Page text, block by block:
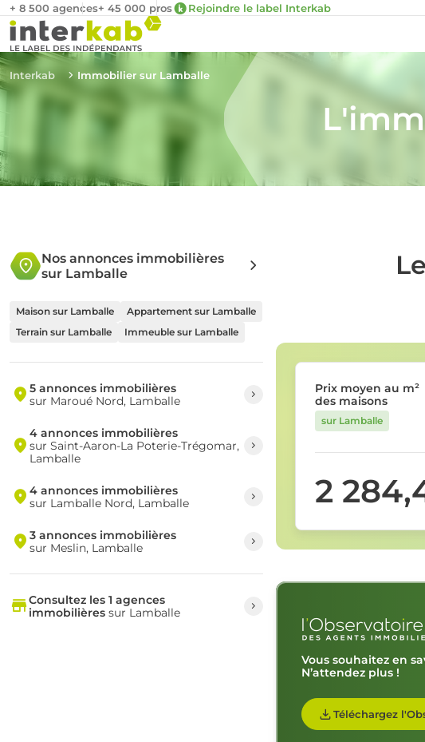
+ 8 500 agences+ 45 000 pros Rejoindre le label Interkab
Interkab Immobilier sur Lamballe
Nos annonces immobilières
sur Lamballe
Maison sur Lamballe
Appartement sur Lamballe
Terrain sur Lamballe
Immeuble sur Lamballe
5 annonces immobilières
sur Maroué Nord, Lamballe
4 annonces immobilières
sur Saint-Aaron-La Poterie-Trégomar,
Lamballe
4 annonces immobilières
sur Lamballe Nord, Lamballe
3 annonces immobilières
sur Meslin, Lamballe
Consultez les 1 agences
immobilièressur Lamballe
Prix moyen au m²
des maisons
sur Lamballe
2
Vous souhaitez en
N’attendez plus !
Téléchargez